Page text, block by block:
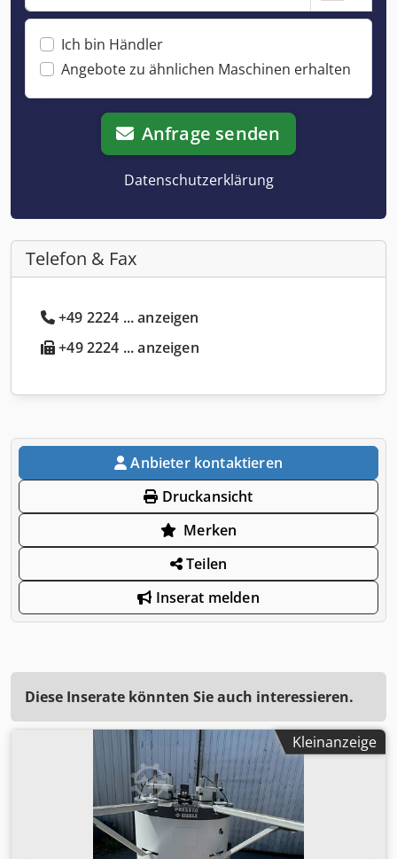
Ich bin Händler
Angebote zu ähnlichen Maschinen erhalten
Anfrage senden
Datenschutzerklärung
Telefon & Fax
+49 2224 ... anzeigen
+49 2224 ... anzeigen
Anbieter kontaktieren
Druckansicht
Merken
Teilen
Inserat melden
Diese Inserate könnten Sie auch interessieren.
Kleinanzeige